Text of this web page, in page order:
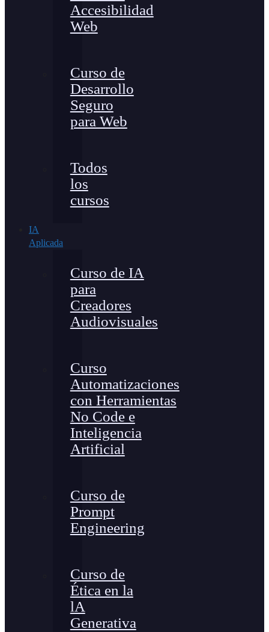
Accesibilidad
Web
Curso de
Desarrollo
Seguro
para Web
Todos
los
cursos
IA
Aplicada
Curso de IA
para
Creadores
Audiovisuales
Curso
Automatizaciones
con Herramientas
No Code e
Inteligencia
Artificial
Curso de
Prompt
Engineering
Curso de
Ética en la
lA
Generativa